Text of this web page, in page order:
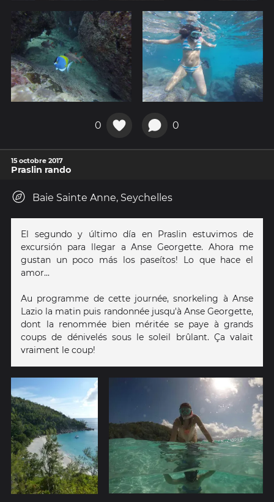
0 0
15 octobre 2017
Praslin rando
Baie Sainte Anne, Seychelles
El segundo y último día en Praslin estuvimos de
excursión para llegar a Anse Georgette. Ahora me
gustan un poco más los paseítos! Lo que hace el
amor...
Au programme de cette journée, snorkeling à Anse
Lazio la matin puis randonnée jusqu'à Anse Georgette,
dont la renommée bien méritée se paye à grands
coups de dénivelés sous le soleil brûlant. Ça valait
vraiment le coup!